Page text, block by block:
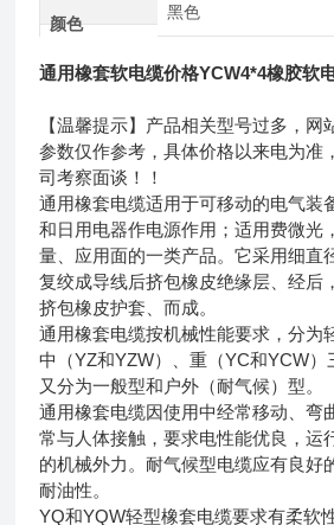
颜色
黑色
通用橡套软电缆价格YCW4*4橡胶软
【温馨提示】产品相关型号过多，网
参数仅作参考，具体价格以来电为准
司考察面谈！！
通用橡套电缆适用于可移动的电气装
和日用电器作电源作用；适用费微光
量、应用面的一类产品。它采用细直
复绞成导线后挤包橡皮绝缘层、经后
挤包橡皮护套、而成。
通用橡套电缆按机械性能要求，分为
中（YZ和YZW）、重（YC和YCW
又分为一般型和户外（耐气候）型。
通用橡套电缆因使用中经常移动、弯
常与人体接触，要求电性能优良，运
的机械外力。耐气候型电缆应有良好
耐油性。
YQ和YQW轻型橡套电缆要求有柔软